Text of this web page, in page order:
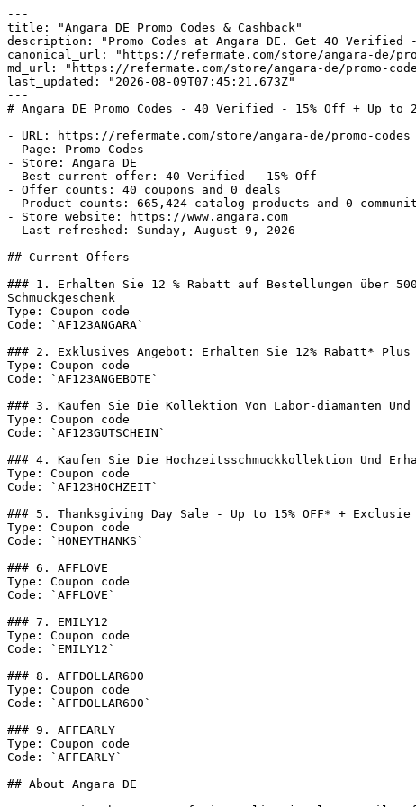
---
title: "Angara DE Promo Codes & Cashback"
description: "Promo Codes at Angara DE. Get 40
canonical_url: "https://refermate.com/store/angara-de/
md_url: "https://refermate.com/store/angara-de/promo-
last_updated: "2026-08-09T07:45:21.673Z"
---
# Angara DE Promo Codes - 40 Verified - 15% Off + Up to
- URL: https://refermate.com/store/angara-de/promo-codes
- Page: Promo Codes
- Store: Angara DE
- Best current offer: 40 Verified - 15% Off
- Offer counts: 40 coupons and 0 deals
- Product counts: 665,424 catalog products and 0
- Store website: https://www.angara.com
- Last refreshed: Sunday, August 9, 2026
## Current Offers
### 1. Erhalten Sie 12 % Rabatt auf Bestellungen über
Schmuckgeschenk
Type: Coupon code
Code: `AF123ANGARA`
### 2. Exklusives Angebot: Erhalten Sie 12% Rabatt*
Type: Coupon code
Code: `AF123ANGEBOTE`
### 3. Kaufen Sie Die Kollektion Von Labor-diamanten
Type: Coupon code
Code: `AF123GUTSCHEIN`
### 4. Kaufen Sie Die Hochzeitsschmuckkollektion Und
Type: Coupon code
Code: `AF123HOCHZEIT`
### 5. Thanksgiving Day Sale - Up to 15% OFF* +
Type: Coupon code
Code: `HONEYTHANKS`
### 6. AFFLOVE
Type: Coupon code
Code: `AFFLOVE`
### 7. EMILY12
Type: Coupon code
Code: `EMILY12`
### 8. AFFDOLLAR600
Type: Coupon code
Code: `AFFDOLLAR600`
### 9. AFFEARLY
Type: Coupon code
Code: `AFFEARLY`
## About Angara DE